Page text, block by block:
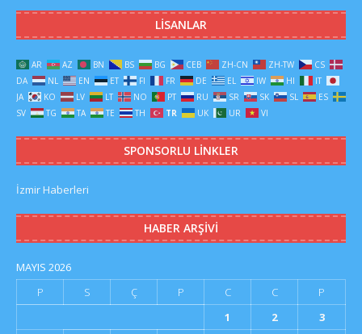
LISANLAR
AR AZ BN BS BG CEB ZH-CN ZH-TW
CS
DA
NL EN ET FI FR DE EL IW HI
IT
JA
KO LV LT NO PT RU SR SK SL
ES
SV
TG TA TE TH TR UK UR VI
SPONSORLU LINKLER
İzmir Haberleri
HABER ARŞIVI
MAYIS 2026
P
S Ç P C C
P
1
2 3